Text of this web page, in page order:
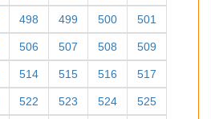
498 499 500 501
506 507 508 509
514 515 516 517
522 523 524 525